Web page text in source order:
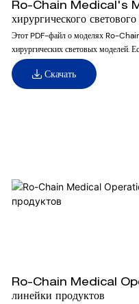
Ro-Chain Medical's
хирургического
Этот PDF-файл о моделях Ro-
хирургических световых моделей.
хирургического света для вашего
лучшего обзора
Скачать
Ro-Chain Medical
линейки продуктов